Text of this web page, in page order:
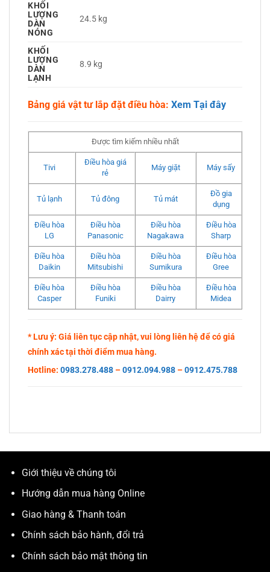
KHỐI
LƯỢNG
DÀN
NÓNG
24.5 kg
KHỐI
LƯỢNG
DÀN
LẠNH
8.9 kg
Bảng giá vật tư lắp đặt điều hòa: Xem Tại đây
Được tìm kiếm nhiều nhất
Tivi
Điều hòa giá
rẻ
Máy giặt Máy sấy
Tủ lạnh Tủ đông Tủ mát
Đồ gia
dụng
Điều hòa
LG
Điều hòa
Panasonic
Điều hòa
Nagakawa
Điều hòa
Sharp
Điều hòa
Daikin
Điều hòa
Mitsubishi
Điều hòa
Sumikura
Điều hòa
Gree
Điều hòa
Casper
Điều hòa
Funiki
Điều hòa
Dairry
Điều hòa
Midea
* Lưu ý: Giá liên tục cập nhật, vui lòng liên hệ để có giá
chính xác tại thời điểm mua hàng.
Hotline: 0983.278.488 –0912.094.988 –0912.475.788
Giới thiệu về chúng tôi
Hướng dẫn mua hàng Online
Giao hàng & Thanh toán
Chính sách bảo hành, đổi trả
Chính sách bảo mật thông tin